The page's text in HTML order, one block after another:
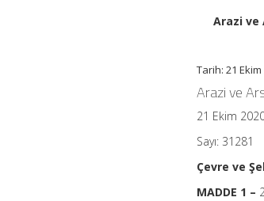
Arazi ve
Tarih: 21 Ekim
Arazi ve
21 Ekim
Sayı: 31281
Çevre ve
MADDE 1 –